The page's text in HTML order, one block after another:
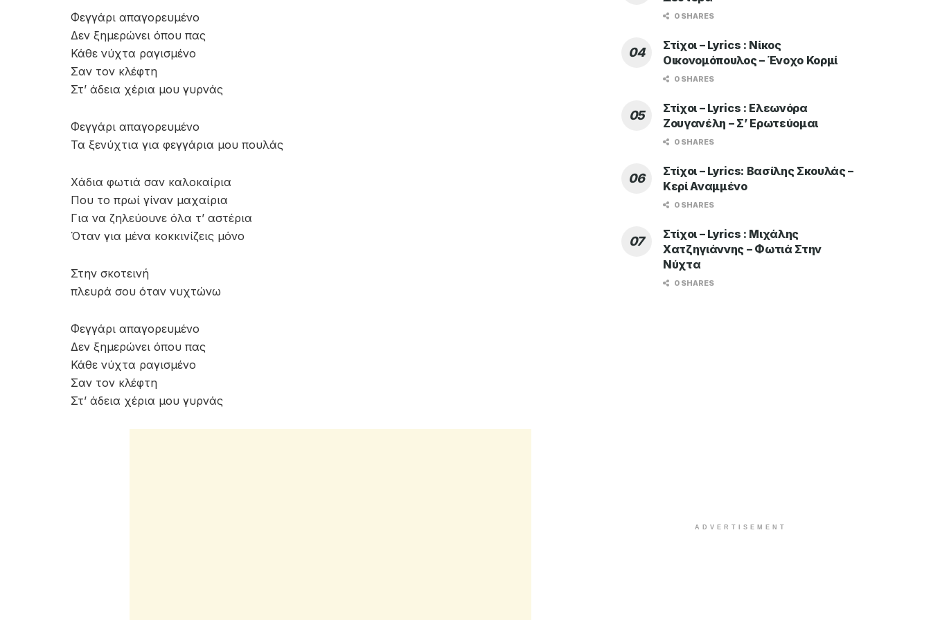
Φεγγάρι απαγορευμένο
Δεν ξημερώνει όπου πας
Κάθε νύχτα ραγισμένο
Σαν τον κλέφτη
Στ’ άδεια χέρια μου γυρνάς
Φεγγάρι απαγορευμένο
Τα ξενύχτια για φεγγάρια μου πουλάς
Χάδια φωτιά σαν καλοκαίρια
Που το πρωί γίναν μαχαίρια
Για να ζηλεύουνε όλα τ’ αστέρια
Όταν για μένα κοκκινίζεις μόνο
Στην σκοτεινή
πλευρά σου όταν νυχτώνω
Φεγγάρι απαγορευμένο
Δεν ξημερώνει όπου πας
Κάθε νύχτα ραγισμένο
Σαν τον κλέφτη
Στ’ άδεια χέρια μου γυρνάς
0 SHARES
Στίχοι – Lyrics : Νίκος
Οικονομόπουλος – Ένοχο Κορμί
0 SHARES
Στίχοι – Lyrics : Ελεωνόρα
Ζουγανέλη – Σ’ Ερωτεύομαι
0 SHARES
Στίχοι – Lyrics: Βασίλης Σκουλάς –
Κερί Αναμμένο
0 SHARES
Στίχοι – Lyrics : Μιχάλης
Χατζηγιάννης – Φωτιά Στην
Νύχτα
0 SHARES
ADVERTISEMENT